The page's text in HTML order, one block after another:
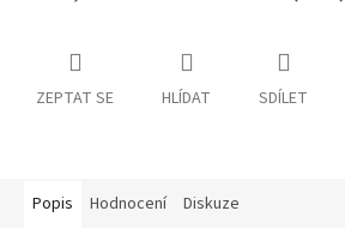
ZEPTAT SE HLÍDAT SDÍLET
Popis Hodnocení Diskuze